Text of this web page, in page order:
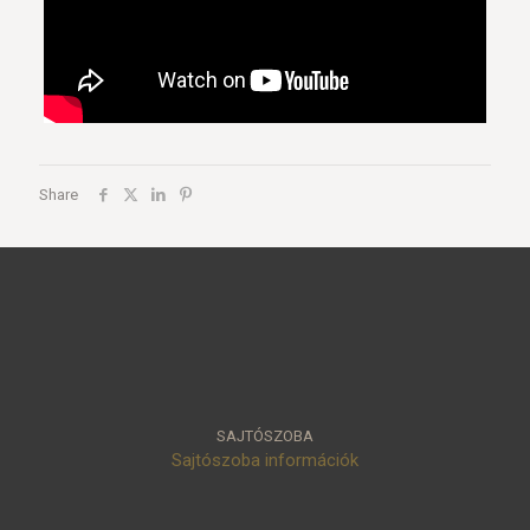
Share
SAJTÓSZOBA
Sajtószoba információk